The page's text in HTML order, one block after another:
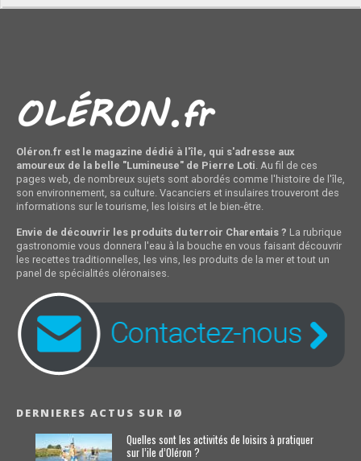
Oléron.fr est le magazine dédié à l'île, qui s'adresse aux
amoureux de la belle "Lumineuse" de Pierre Loti . Au fil de ces
pages web, de nombreux sujets sont abordés comme l'histoire de l'île,
son environnement, sa culture. Vacanciers et insulaires trouveront des
informations sur le tourisme, les loisirs et le bien-être.
Envie de découvrir les produits du terroir Charentais ? La rubrique
gastronomie vous donnera l'eau à la bouche en vous faisant découvrir
les recettes traditionnelles, les vins, les produits de la mer et tout un
panel de spécialités oléronaises.
DERNIERES ACTUS SUR IØ
Quelles sont les activités de loisirs à pratiquer
sur l’ile d’Oléron ?